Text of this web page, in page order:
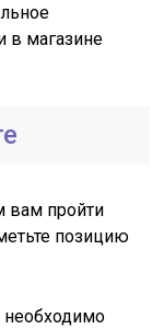
в магазине
вам пройти
позицию
необходимо